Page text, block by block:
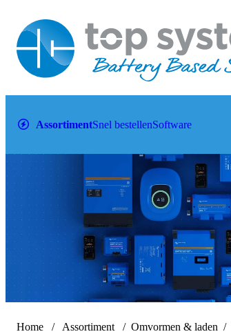
AssortimentSnel bestellenSoftware
Home Assortiment Omvormen & laden